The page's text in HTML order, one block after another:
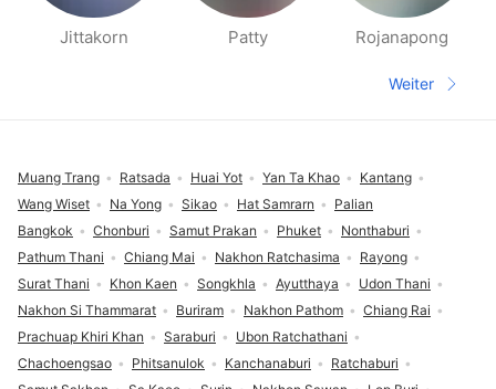
Jittakorn Patty Rojanapong
Nächste
Weiter
Bangkok Chonburi Samut Prakan Phuket
Nonthaburi
Pathum Thani
Chiang Mai Nakhon Ratchasima
Rayong
Surat Thani
Khon Kaen Songkhla Ayutthaya
Udon Thani
Nakhon Si Thammarat
Buriram Nakhon Pathom
Chiang Rai
Prachuap Khiri Khan
Saraburi
Ubon Ratchathani
Chachoengsao
Phitsanulok Kanchanaburi
Ratchaburi
Muang Trang Ratsada Huai Yot Yan Ta Khao
Kantang
Wang Wiset
Na Yong Sikao Hat Samrarn Palian